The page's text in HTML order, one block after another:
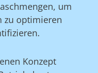
um
zu optimieren
Konzept